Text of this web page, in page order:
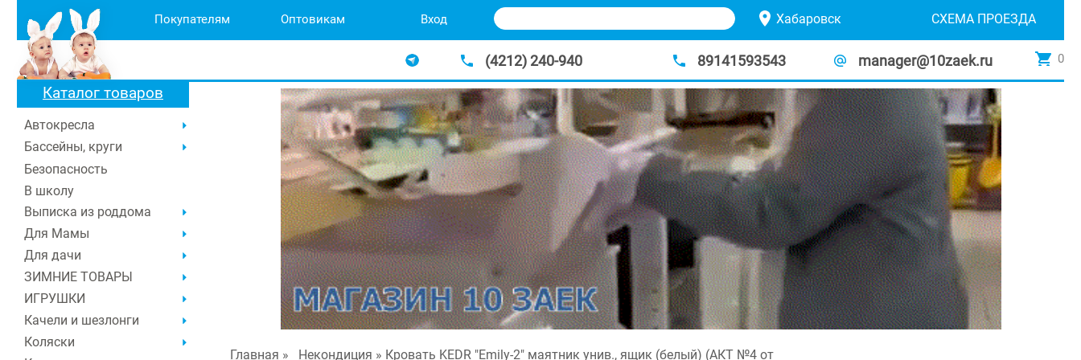
Покупателям Оптовикам Вход Хабаровск СХЕМА ПРОЕЗДА
(4212) 240-940 89141593543 manager@10zaek.ru 0
Главная » Некондиция » Кровать KEDR "Emily-2" маятник унив., ящик (белый) (АКТ №4 от
Каталог товаров
Автокресла
Бассейны, круги
Безопасность
В школу
Выписка из роддома
Для Мамы
Для дачи
ЗИМНИЕ ТОВАРЫ
ИГРУШКИ
Качели и шезлонги
Коляски